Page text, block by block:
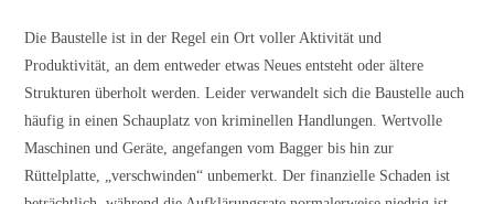
Die Baustelle ist in der Regel ein Ort voller Aktivität und
Produktivität, an dem entweder etwas Neues entsteht oder ältere
Strukturen überholt werden. Leider verwandelt sich die Baustelle auch
häufig in einen Schauplatz von kriminellen Handlungen. Wertvolle
Maschinen und Geräte, angefangen vom Bagger bis hin zur
Rüttelplatte, „verschwinden“ unbemerkt. Der finanzielle Schaden ist